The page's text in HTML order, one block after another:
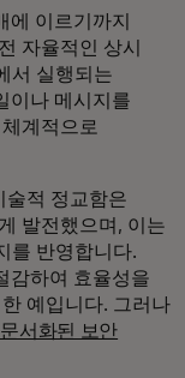
이르기까지
자율적인 상시
서 실행되는
이나 메시지를
계적으로
술적 정교함은
발전했으며, 이는
를 반영합니다.
감하여 효율성을
예입니다. 그러나
서화된 보안